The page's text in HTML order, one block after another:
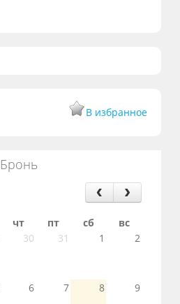
В избранное
Бронь
чт пт сб
вс
30 31 1 2
6 7 8 9